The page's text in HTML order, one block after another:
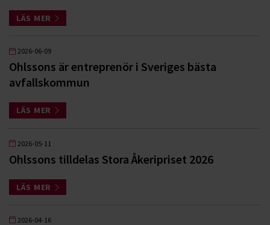
LÄS MER
2026-06-09
Ohlssons är entreprenör i Sveriges bästa
avfallskommun
LÄS MER
2026-05-11
Ohlssons tilldelas Stora Åkeripriset 2026
LÄS MER
2026-04-16